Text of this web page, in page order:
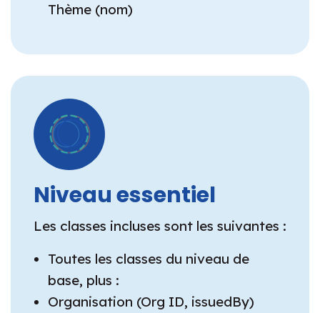
Thème (nom)
Niveau essentiel
Les classes incluses sont les suivantes :
Toutes les classes du niveau de
base, plus :
Organisation (Org ID, issuedBy)